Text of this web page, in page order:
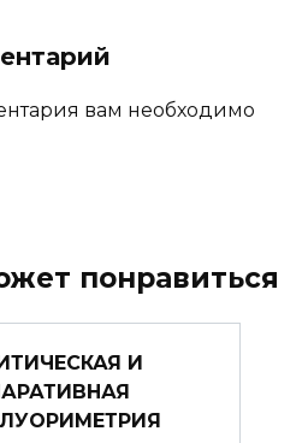
вам необходимо
понравиться
И